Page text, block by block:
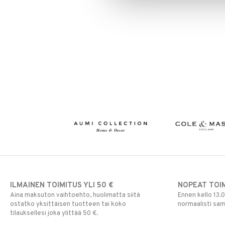
ILMAINEN TOIMITUS YLI 50 €
Aina maksuton vaihtoehto, huolimatta siitä
ostatko yksittäisen tuotteen tai koko
tilauksellesi joka ylittää 50 €.
NOPEAT
Ennen kello
normaalisti